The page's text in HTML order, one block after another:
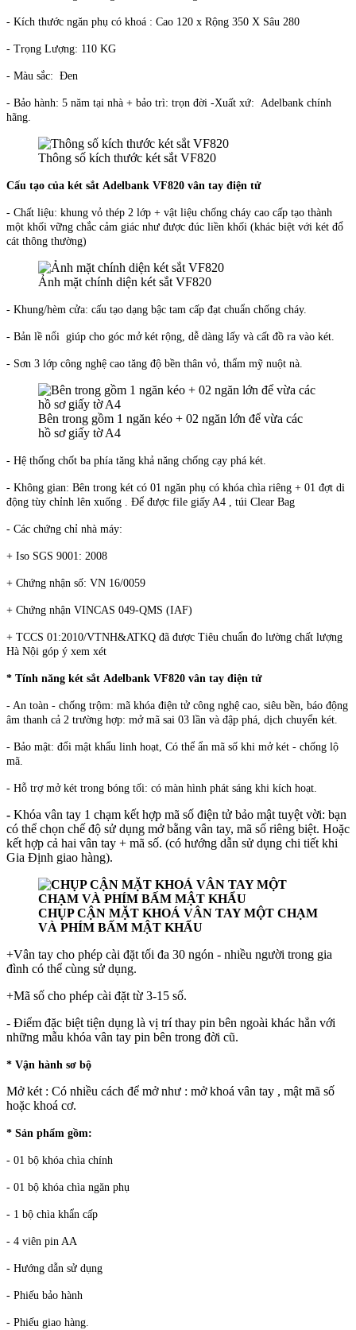
- Kích thước ngăn phụ có khoá : Cao 120 x Rộng 350 X Sâu 280
- Trọng Lượng: 110 KG
- Màu sắc: Đen
- Bảo hành: 5 năm tại nhà + bảo trì: trọn đời -Xuất xứ: Adelbank chính
hãng.
Thông số kích thước két sắt VF820
Cấu tạo của két sắt Adelbank VF820 vân tay điện tử
- Chất liệu: khung vỏ thép 2 lớp + vật liệu chống cháy cao cấp tạo thành
một khối vững chắc cảm giác như được đúc liền khối (khác biệt với két đổ
cát thông thường)
Ảnh mặt chính diện két sắt VF820
- Khung/hèm cửa: cấu tạo dạng bậc tam cấp đạt chuẩn chống cháy.
- Bản lề nổi giúp cho góc mở két rộng, dễ dàng lấy và cất đồ ra vào két.
- Sơn 3 lớp công nghệ cao tăng độ bền thân vỏ, thẩm mỹ nuột nà.
Bên trong gồm 1 ngăn kéo + 02 ngăn lớn để vừa các
hồ sơ giấy tờ A4
- Hệ thống chốt ba phía tăng khả năng chống cạy phá két.
- Không gian: Bên trong két có 01 ngăn phụ có khóa chìa riêng + 01 đợt di
động tùy chỉnh lên xuống . Để được file giấy A4 , túi Clear Bag
- Các chứng chỉ nhà máy:
+ Iso SGS 9001: 2008
+ Chứng nhận số: VN 16/0059
+ Chứng nhận VINCAS 049-QMS (IAF)
+ TCCS 01:2010/VTNH&ATKQ đã được Tiêu chuẩn đo lường chất lượng
Hà Nội góp ý xem xét
* Tính năng két sắt Adelbank VF820 vân tay điện tử
- An toàn - chống trộm: mã khóa điện tử công nghệ cao, siêu bền, báo động
âm thanh cả 2 trường hợp: mở mã sai 03 lần và đập phá, dịch chuyển két.
- Bảo mật: đổi mật khẩu linh hoạt, Có thể ẩn mã số khi mở két - chống lộ
mã.
- Hỗ trợ mở két trong bóng tối: có màn hình phát sáng khi kích hoạt.
- Khóa vân tay 1 chạm kết hợp mã số điện tử bảo mật tuyệt vời: bạn
có thể chọn chế độ sử dụng mở bằng vân tay, mã số riêng biệt. Hoặc
kết hợp cả hai vân tay + mã số. (có hướng dẫn sử dụng chi tiết khi
Gia Định giao hàng).
CHỤP CẬN MẶT KHOÁ VÂN TAY MỘT CHẠM
VÀ PHÍM BẤM MẬT KHẨU
+Vân tay cho phép cài đặt tối đa 30 ngón - nhiều người trong gia
đình có thể cùng sử dụng.
+Mã số cho phép cài đặt từ 3-15 số.
- Điểm đặc biệt tiện dụng là vị trí thay pin bên ngoài khác hẳn với
những mẫu khóa vân tay pin bên trong đời cũ.
* Vận hành sơ bộ
Mở két : Có nhiều cách để mở như : mở khoá vân tay , mật mã số
hoặc khoá cơ.
* Sản phẩm gồm:
- 01 bộ khóa chìa chính
- 01 bộ khóa chìa ngăn phụ
- 1 bộ chìa khẩn cấp
- 4 viên pin AA
- Hướng dẫn sử dụng
- Phiếu bảo hành
- Phiếu giao hàng.